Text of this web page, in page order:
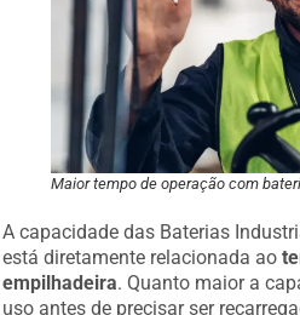
Maior tempo de operação com
A capacidade das Baterias
está diretamente relacionada ao
empilhadeira . Quanto maior a
uso antes de precisar ser